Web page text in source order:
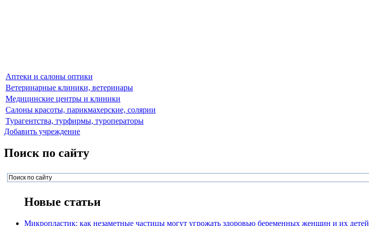
Аптеки и салоны оптики
Ветеринарные клиники, ветеринары
Медицинские центры и клиники
Салоны красоты, парикмахерские, солярии
Турагентства, турфирмы, туроператоры
Добавить учреждение
Поиск по сайту
Новые статьи
Микропластик: как незаметные частицы могут угрожать здоровью беременных женщин и их детей